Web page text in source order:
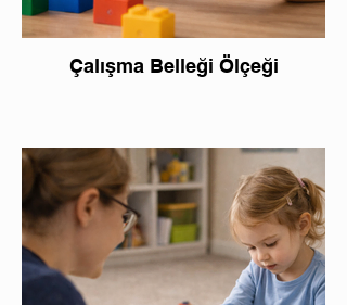
Çalışma Belleği Ölçeği